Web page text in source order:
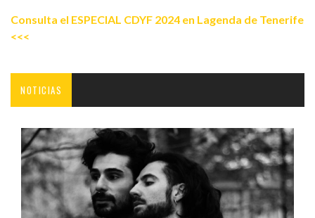
Consulta el ESPECIAL CDYF 2024 en Lagenda de Tenerife
<<<
NOTICIAS